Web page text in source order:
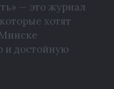
— это журнал
хотят
и достойную